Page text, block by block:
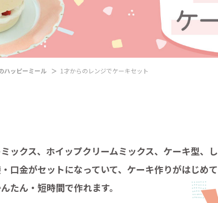
ハッピーミール 1才からのレンジでケーキセット
ックス、ホイップクリームミックス、ケーキ型、し
口金がセットになっていて、ケーキ作りがはじめて
たん・短時間で作れます。